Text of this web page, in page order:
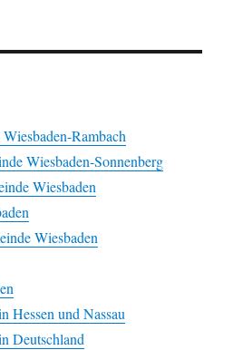
Rambach
Wiesbaden-Sonnenberg
Wiesbaden
Wiesbaden
Hessen und Nassau
Deutschland